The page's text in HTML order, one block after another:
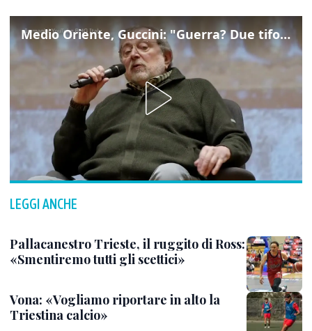
Medio Oriente, Guccini: "Guerra? Due tifoserie che si urlano contro e dimenticano vittime"
LEGGI ANCHE
Pallacanestro Trieste, il ruggito di Ross:
«Smentiremo tutti gli scettici»
Vona: «Vogliamo riportare in alto la
Triestina calcio»